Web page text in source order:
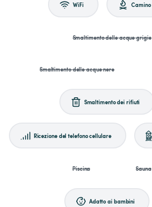
WiFi Camino
Smaltimento delle acque grigie
Smaltimento delle acque nere
Smaltimento dei rifiuti
Ricezione del telefono cellulare
Piscina Sauna
Adatto ai bambini